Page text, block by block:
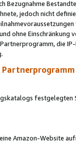
Bezugnahme
jedoch nicht
ohne Einschränkung
die
Amazon-Website